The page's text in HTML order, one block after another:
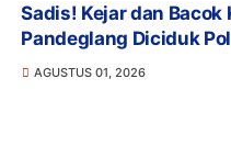
Sadis! Kejar dan Bacok
Pandeglang Diciduk
AGUSTUS 01, 2026